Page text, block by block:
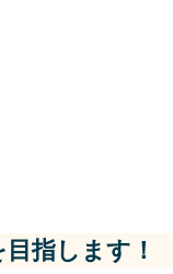
指します！